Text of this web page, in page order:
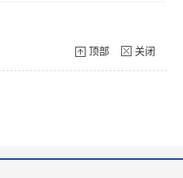
顶部 关闭